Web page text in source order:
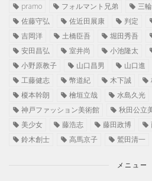
pramo フォルマント兄弟 三
佐藤守弘
佐近田展康 判定
吉岡洋
土橋臣吾 堀田秀吾
安田昌弘
室井尚 小池隆太
小野原教子
山口昌男 山口進
工藤健志
幣道紀 木下誠
榎本幹朗
檜垣立哉 水島久光
神戸ファッション美術館
秋田公立
美少女
藤浩志 藤田政博
鈴木創士
高馬京子 鷲田清一
メニュー